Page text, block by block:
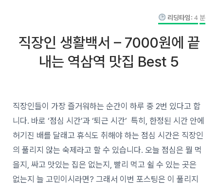
리딩타임: 4 분
직장인 생활백서 – 7000원에 끝
내는 역삼역 맛집 Best 5
직장인들이 가장 즐거워하는 순간이 하루 중 2번 있다고 합
니다. 바로 ‘점심 시간’과 ‘퇴근 시간’ 특히, 한정된 시간 안에
허기진 배를 달래고 휴식도 취해야 하는 점심 시간은 직장인
의 풀리지 않는 숙제라고 할 수 있습니다. 오늘 점심은 뭘 먹
을지, 싸고 맛있는 집은 없는지, 빨리 먹고 쉴 수 있는 곳은
없는지 늘 고민이시라면? 그래서 이번 포스팅은 이 풀리지